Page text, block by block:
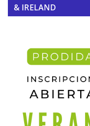
& IRELAND